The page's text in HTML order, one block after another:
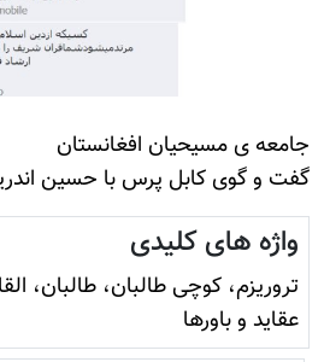
جامعه ی مسيحيان افغانستان
گفت و گوی کابل پرس با حسين
واژه های کلیدی
تروريزم، کوچی طالبان، طالبان،
عقايد و باورها